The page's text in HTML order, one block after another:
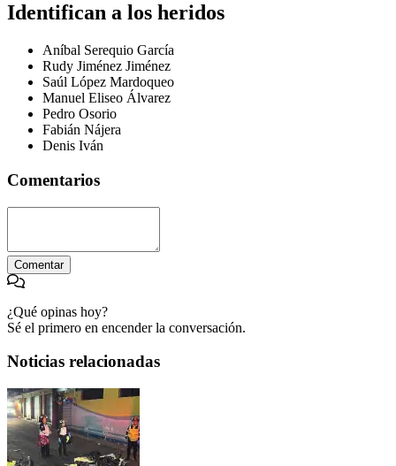
Identifican a los heridos
Aníbal Serequio García
Rudy Jiménez Jiménez
Saúl López Mardoqueo
Manuel Eliseo Álvarez
Pedro Osorio
Fabián Nájera
Denis Iván
Comentarios
Comentar
¿Qué opinas hoy?
Sé el primero en encender la conversación.
Noticias relacionadas